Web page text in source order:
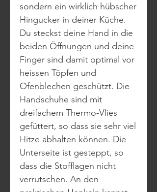
sondern ein wirklich hübscher
Hingucker in deiner Küche.
Du steckst deine Hand in die
beiden Öffnungen und deine
Finger sind damit optimal vor
heissen Töpfen und
Ofenblechen geschützt. Die
Handschuhe sind mit
dreifachem Thermo-Vlies
gefüttert, so dass sie sehr viel
Hitze abhalten können. Die
Unterseite ist gesteppt, so
dass die Stofflagen nicht
verrutschen. An den